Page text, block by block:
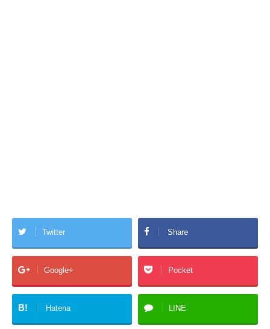
Twitter Share
Google+ Pocket
B! Hatena LINE